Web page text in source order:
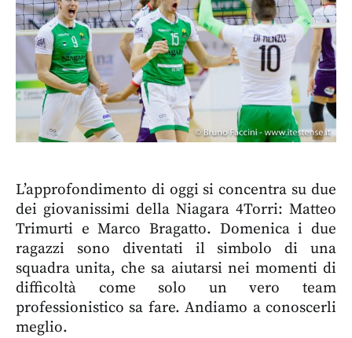
L’approfondimento di oggi si concentra su due
dei giovanissimi della Niagara 4Torri: Matteo
Trimurti e Marco Bragatto. Domenica i due
ragazzi sono diventati il simbolo di una
squadra unita, che sa aiutarsi nei momenti di
difficoltà come solo un vero team
professionistico sa fare. Andiamo a conoscerli
meglio.